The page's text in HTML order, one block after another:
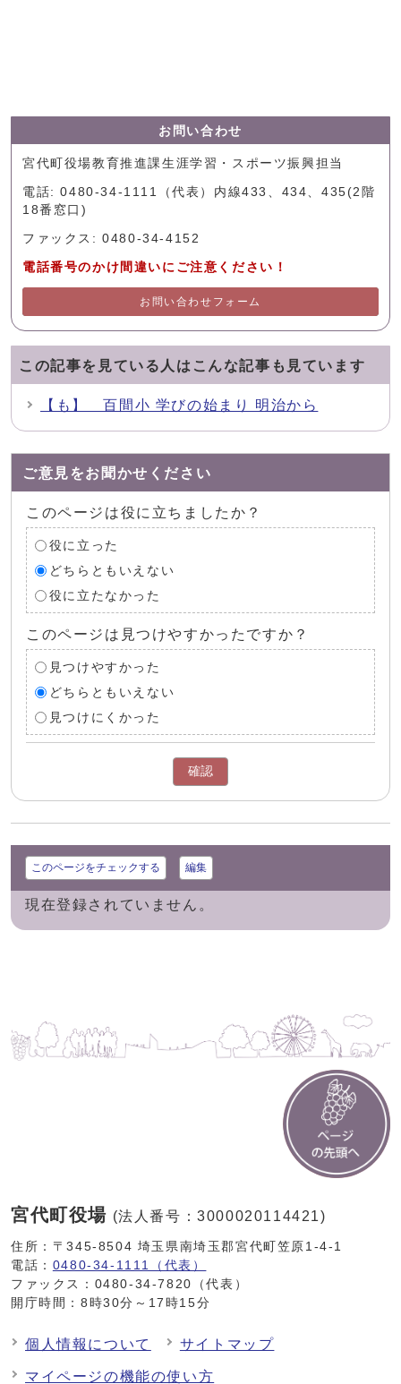
お問い合わせ
宮代町役場教育推進課生涯学習・スポーツ振興担当
電話: 0480-34-1111（代表）内線433、434、435(2階
18番窓口)
ファックス: 0480-34-4152
電話番号のかけ間違いにご注意ください！
お問い合わせフォーム
この記事を見ている人はこんな記事も見ています
【も】 百間小 学びの始まり 明治から
ご意見をお聞かせください
このページは役に立ちましたか？
役に立った
どちらともいえない
役に立たなかった
このページは見つけやすかったですか？
見つけやすかった
どちらともいえない
見つけにくかった
確認
このページをチェックする 編集
現在登録されていません。
宮代町役場 (法人番号：3000020114421)
住所：〒345-8504 埼玉県南埼玉郡宮代町笠原1-4-1
電話： 0480-34-1111（代表）
ファックス：0480-34-7820（代表）
開庁時間：8時30分～17時15分
個人情報について サイトマップ
マイページの機能の使い方